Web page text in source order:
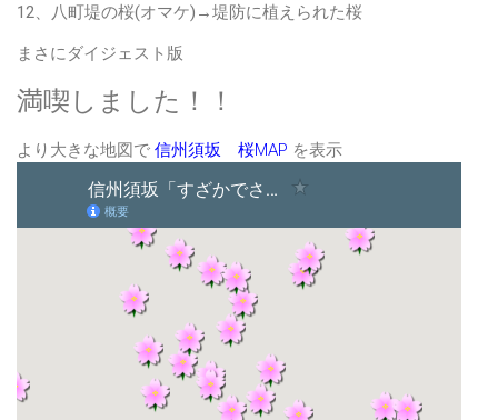
12、八町堤の桜(オマケ)→堤防に植えられた桜
まさにダイジェスト版
満喫しました！！
より大きな地図で 信州須坂 桜MAP を表示